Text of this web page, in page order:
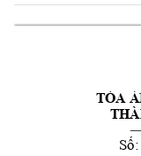
TÒA
Số: